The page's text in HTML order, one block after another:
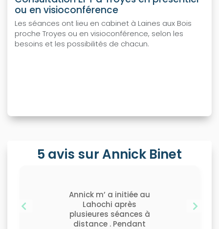
ou en visioconférence
Les séances ont lieu en cabinet à Laines aux Bois
proche Troyes ou en visioconférence, selon les
besoins et les possibilités de chacun.
5 avis sur Annick Binet
Annick m’ a initiée au
Lahochi après
plusieures séances à
distance . Pendant
précédant